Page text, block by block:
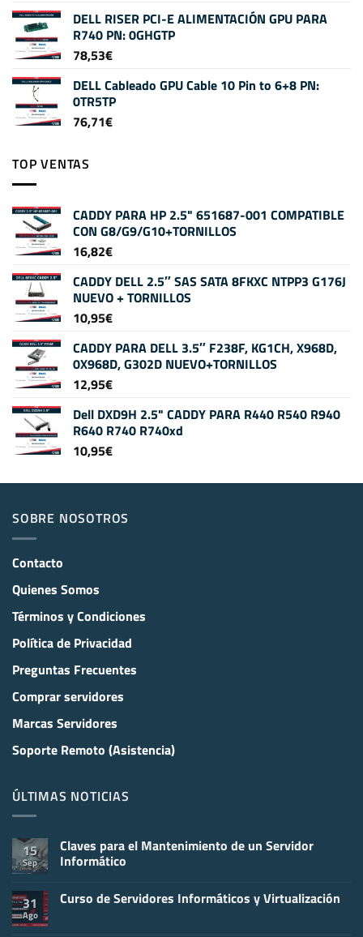
DELL RISER PCI-E ALIMENTACIÓN GPU PARA
R740 PN: 0GHGTP
78,53€
DELL Cableado GPU Cable 10 Pin to 6+8 PN:
0TR5TP
76,71€
TOP VENTAS
CADDY PARA HP 2.5" 651687-001 COMPATIBLE
CON G8/G9/G10+TORNILLOS
16,82€
CADDY DELL 2.5″ SAS SATA 8FKXC NTPP3 G176J
NUEVO + TORNILLOS
10,95€
CADDY PARA DELL 3.5″ F238F, KG1CH, X968D,
0X968D, G302D NUEVO+TORNILLOS
12,95€
Dell DXD9H 2.5" CADDY PARA R440 R540 R940
R640 R740 R740xd
10,95€
SOBRE NOSOTROS
Contacto
Quienes Somos
Términos y Condiciones
Política de Privacidad
Preguntas Frecuentes
Comprar servidores
Marcas Servidores
Soporte Remoto (Asistencia)
ÚLTIMAS NOTICIAS
15
Sep
Claves para el Mantenimiento de un Servidor
Informático
comentarios
31
Ago
Curso de Servidores Informáticos y Virtualización